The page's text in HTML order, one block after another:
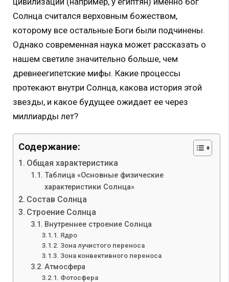
Солнца считался верховным божеством,
которому все остальные Боги были подчинены.
Однако современная наука может рассказать о
нашем светиле значительно больше, чем
древнеегипетские мифы. Какие процессы
протекают внутри Солнца, какова история этой
звезды, и какое будущее ожидает ее через
миллиарды лет?
Содержание:
Общая характеристика
Таблица «Основные физические
характеристики Солнца»
Состав Солнца
Строение Солнца
Внутреннее строение Солнца
Ядро
Зона лучистого переноса
Зона конвективного переноса
Атмосфера
Фотосфера